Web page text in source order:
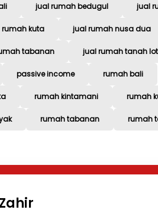
jual rumah bedugul jual
rumah kuta jual rumah nusa dua
tabanan jual rumah tanah lot
passive income rumah bali
rumah kintamani rumah
rumah tabanan rumah